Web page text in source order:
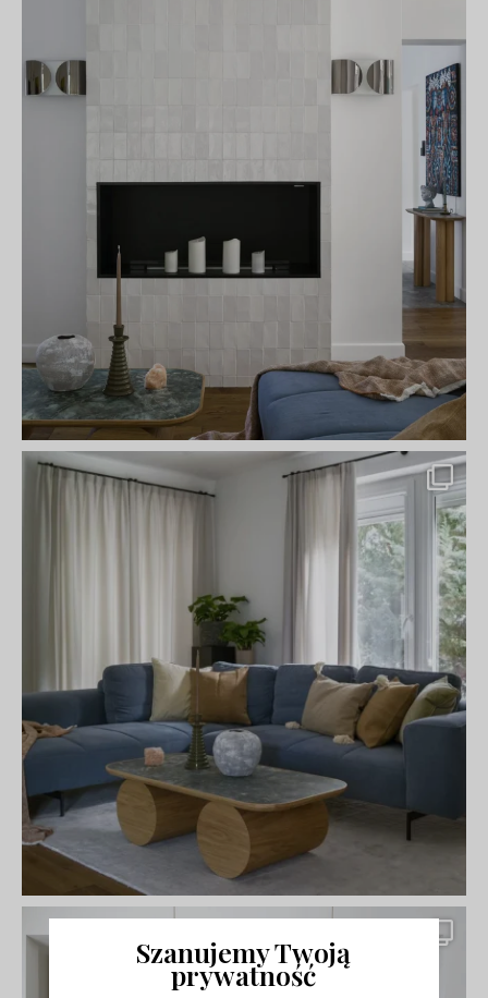
Szanujemy Twoją
prywatność